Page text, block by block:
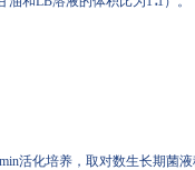
活化培养，取对数生长期菌液